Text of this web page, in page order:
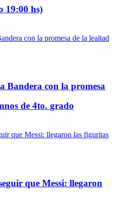
19:00 hs)
Bandera con la promesa
de 4to. grado
que Messi: llegaron